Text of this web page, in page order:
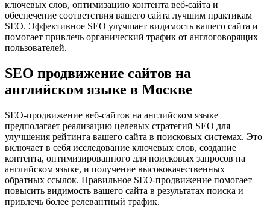
ключевых слов, оптимизацию контента веб-сайта и
обеспечение соответствия вашего сайта лучшим практикам
SEO. Эффективное SEO улучшает видимость вашего сайта и
помогает привлечь органический трафик от англоговорящих
пользователей.
SEO продвижение сайтов на
английском языке в Москве
SEO-продвижение веб-сайтов на английском языке
предполагает реализацию целевых стратегий SEO для
улучшения рейтинга вашего сайта в поисковых системах. Это
включает в себя исследование ключевых слов, создание
контента, оптимизированного для поисковых запросов на
английском языке, и получение высококачественных
обратных ссылок. Правильное SEO-продвижение помогает
повысить видимость вашего сайта в результатах поиска и
привлечь более релевантный трафик.